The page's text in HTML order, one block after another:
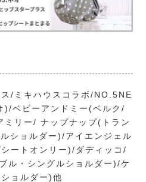
/ミキハウスコラボ/NO.5NE
ベビーアンドミー(ベルク/
ミリー/ ナップナップ(トラン
ショルダー)/アイエンジェル
ートオンリー)/ダディッコ/
ル・シングルショルダー)/ケ
ョルダー)他